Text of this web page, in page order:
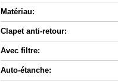
Matériau:
Clapet anti-retour:
Avec filtre:
Auto-étanche: